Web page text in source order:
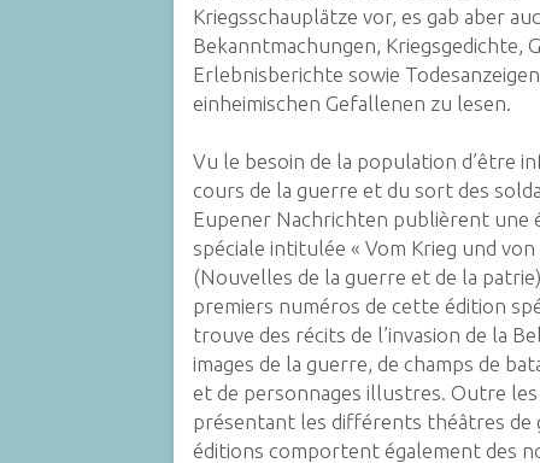
Kriegsschauplätze vor, es gab aber
Bekanntmachungen, Kriegsgedichte,
Erlebnisberichte sowie
einheimischen Gefallenen zu lesen.
Vu le besoin de la population d’être
cours de la guerre et du sort des
Eupener Nachrichten publièrent une
spéciale intitulée « Vom Krieg und von
(Nouvelles de la guerre et de la
premiers numéros de cette édition
trouve des récits de l’invasion de la
images de la guerre, de champs de
et de personnages illustres. Outre
présentant les différents théâtres de
éditions comportent également des